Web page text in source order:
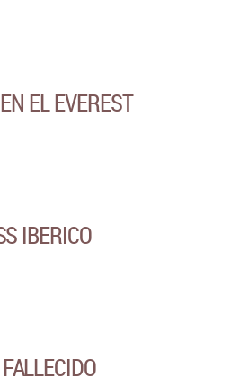
EL EVEREST
IBERICO